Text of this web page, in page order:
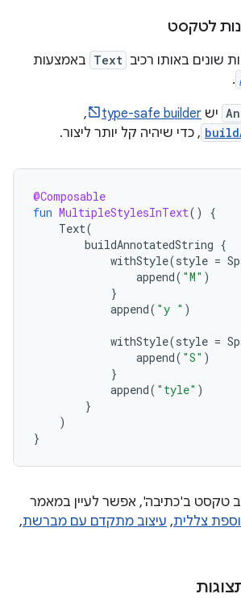
לטקסט
שונים באותו רכיב Text באמצעות
.
יש type-safe builder
,
, כדי שיהיה קל יותר ליצור.
@Composable
fun MultipleStylesInText()
{
Text(
buildAnnotatedString {
withStyle(style =
append( "M" )
}
append( "y " )
withStyle(style =
append( "S" )
}
append( "tyle" )
}
)
}
טקסט ב'כתיבה', אפשר לעיין במאמר
צללית, עיצוב מתקדם עם מברשת,